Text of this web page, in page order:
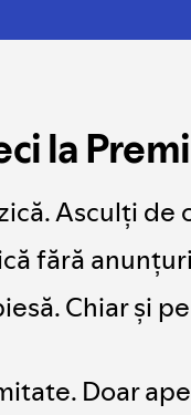
la
Asculți de
fără
Chiar și
Doar